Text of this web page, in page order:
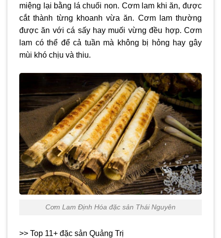
miệng lại bằng lá chuối non. Cơm lam khi ăn, được
cắt thành từng khoanh vừa ăn. Cơm lam thường
được ăn với cá sấy hay muối vừng đều hợp. Cơm
lam có thể để cả tuần mà không bị hỏng hay gây
mùi khó chịu và thiu.
Cơm Lam Định Hóa đặc sản Thái Nguyên
>> Top 11+ đặc sản Quảng Trị